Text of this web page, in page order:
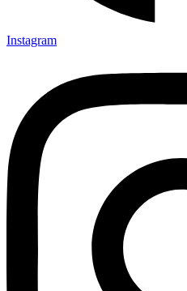
Instagram